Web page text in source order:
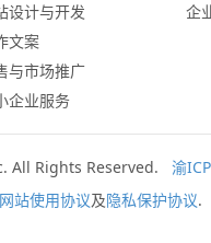
设计与开发
文案
与市场推广
企业服务
企
All Rights Reserved. 渝
网站使用协议及隐私保护协议.